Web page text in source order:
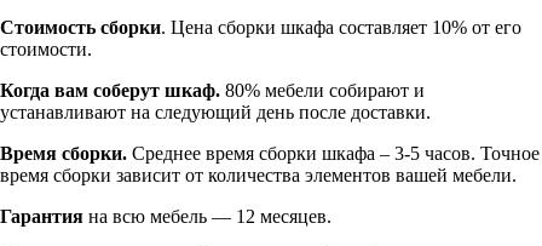
Стоимость сборки. Цена сборки шкафа составляет 10% от его
стоимости.
Когда вам соберут шкаф. 80% мебели собирают и
устанавливают на следующий день после доставки.
Время сборки. Среднее время сборки шкафа – 3-5 часов. Точное
время сборки зависит от количества элементов вашей мебели.
Гарантия на всю мебель — 12 месяцев.